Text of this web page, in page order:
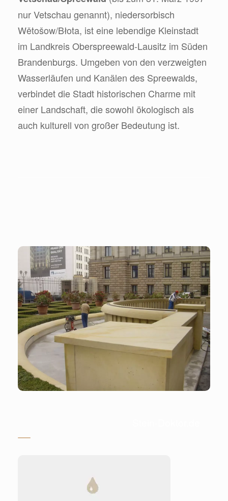
nur Vetschau genannt), niedersorbisch
Wětošow/Błota, ist eine lebendige Kleinstadt
im Landkreis Oberspreewald-Lausitz im Süden
Brandenburgs. Umgeben von den verzweigten
Wasserläufen und Kanälen des Spreewalds,
verbindet die Stadt historischen Charme mit
einer Landschaft, die sowohl ökologisch als
auch kulturell von großer Bedeutung ist.